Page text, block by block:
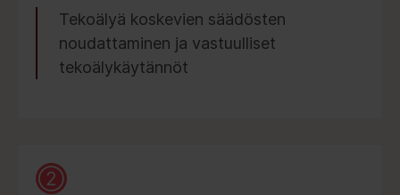
Tekoälyä koskevien säädösten
noudattaminen ja vastuulliset
tekoälykäytännöt